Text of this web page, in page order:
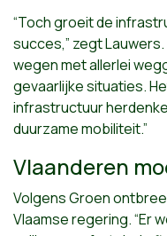
“Toch groeit de
succes,” zegt
wegen met allerlei
gevaarlijke situaties.
infrastructuur
duurzame mobiliteit.”
Vlaanderen
Volgens Groen
Vlaamse regering. “Er